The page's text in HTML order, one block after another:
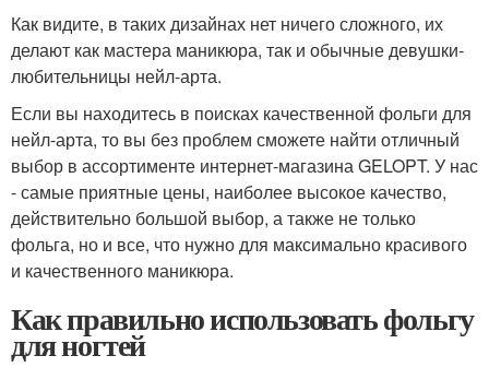
Как видите, в таких дизайнах нет ничего сложного, их
делают как мастера маникюра, так и обычные девушки-
любительницы нейл-арта.
Если вы находитесь в поисках качественной фольги для
нейл-арта, то вы без проблем сможете найти отличный
выбор в ассортименте интернет-магазина GELOPT. У нас
- самые приятные цены, наиболее высокое качество,
действительно большой выбор, а также не только
фольга, но и все, что нужно для максимально красивого
и качественного маникюра.
Как правильно использовать фольгу
для ногтей